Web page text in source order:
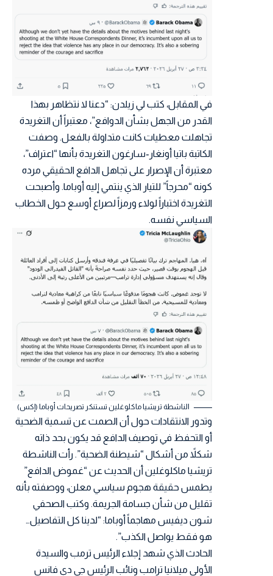
في المقابل، كتب لي زيلدن: “دعنا لا نتظاهر بهذا
القدر من الجهل بشأن الدوافع”، معتبراً أن التغريدة
تجاهلت معطيات كانت متداولة بالفعل. وصفت
الكاتبة باتيا أونغار-سارغون التغريدة بأنها “اعتراف”،
معتبرة أن الإصرار على تجاهل الدافع الحقيقي مرده
كونه “محرجاً” للتيار الذي ينتمي إليه أوباما. وأصبحت
التغريدة اختباراً لولاء ورمزاً لصراع أوسع حول الخطاب
السياسي نفسه.
الناشطة تريشيا ماكلوغلين تستنكر تصريحات أوباما (إكس)
وتدور الانتقادات حول أن الصمت عن تسمية الضحية
أو التحفظ في توصيف الدافع قد يكون بحد ذاته
شكلاً من أشكال “شيطنة الضحية”. رأت الناشطة
تريشيا ماكلوغلين أن الحديث عن “غموض الدافع”
يطمس حقيقة هجوم سياسي معلن، ووصفته بأنه
تقليل من شأن جسامة الجريمة. وكتب الصحفي
شون ديفيس مهاجماً أوباما: “لدينا كل التفاصيل…
هو فقط يواصل الكذب”.
الحادث الذي شهد إجلاء الرئيس ترمب والسيدة
الأولى ميلانيا ترامب ونائب الرئيس جي دي فانس